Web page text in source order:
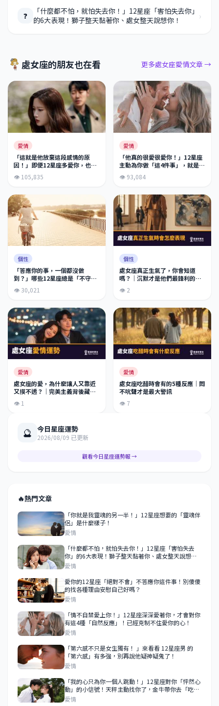
❓
「什麼都不怕，就怕失去你！」12星座「害怕失去你」
的6大表現！獅子整天黏著你、處女整天說想你！
›
處女座的朋友也在看 更多處女座愛情文章 →
愛情
「這就是他放棄這段感情的原
因！」即便12星座多愛你，也會
由也太讓人傻眼了吧！
👁 105,835
愛情
「他真的很愛很愛你！」12星座
主動為你做「這4件事」，就是真
對你的愛！
👁 93,084
個性
「答應你的事，一個都沒做
到？」哪些12星座總是「不守信
👁 30,021
個性
處女座真正生氣了，你會知道
嗎？｜沉默才是他們最鋒利的武
👁 2
愛情
處女座的愛，為什麼讓人又靠近
又摸不透？｜完美主義背後藏著
👁 1
愛情
處女座吃醋時會有的5種反應｜悶
不吭聲才是最大警訊
👁 7
🔮 今日星座運勢
2026/08/09 已更新
觀看今日星座運勢報 →
🔥熱門文章
「你就是我靈魂的另一半！」12星座想要的「靈魂伴
侶」是什麼樣子！
愛情
「什麼都不怕，就怕失去你！」12星座「害怕失去
你」的6大表現！獅子整天黏著你、處女整天說想
你！
愛情
愛你的12星座「絕對不會」不答應你這件事！別傻傻
的找各種理由安慰自己好嗎？
愛情
「情不自禁愛上你！」12星座深深愛著你，才會對你
有這4種「自然反應」！已經克制不住愛你的心！
愛情
「第六感不只是女生獨有！ 」來看看 12星座男 的
「第六感」有多強，別再說他疑神疑鬼了！
愛情
「我的心只為你一個人跳動！」12星座對你「怦然心
動」的小信號！天秤主動找你了，金牛帶你去「吃好
吃的」！
愛情